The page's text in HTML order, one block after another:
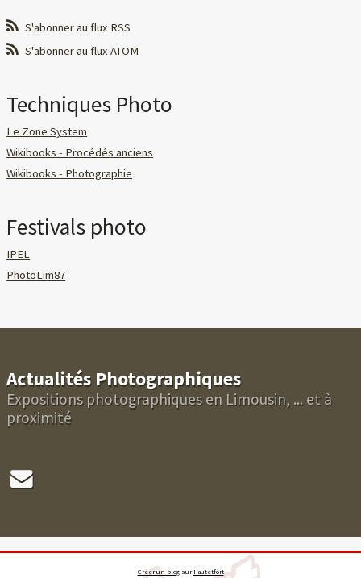
S'abonner au flux RSS
S'abonner au flux ATOM
Techniques Photo
Le Zone System
Wikibooks - Procédés anciens
Wikibooks - Photographie
Festivals photo
IPEL
PhotoLim87
Actualités Photographiques
Expositions photographiques en Limousin, ... et à
proximité
Créer un blogsur Hautetfort